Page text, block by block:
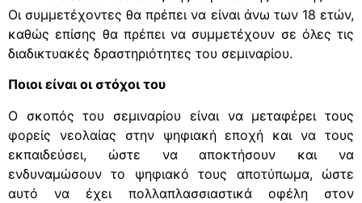
Οι συμμετέχοντες θα πρέπει να είναι άνω των 18 ετών,
καθώς επίσης θα πρέπει να συμμετέχουν σε όλες τις
διαδικτυακές δραστηριότητες του σεμιναρίου.
Ποιοι είναι οι στόχοι του
Ο σκοπός του σεμιναρίου είναι να μεταφέρει τους
φορείς νεολαίας στην ψηφιακή εποχή και να τους
εκπαιδεύσει, ώστε να αποκτήσουν και να
ενδυναμώσουν το ψηφιακό τους αποτύπωμα, ώστε
αυτό να έχει πολλαπλασσιαστικά οφέλη στον